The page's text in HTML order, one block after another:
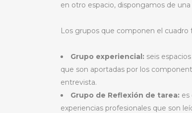
en otro espacio, dispongamos de
Los grupos que componen el
Grupo experiencial: seis
que son aportadas por los
entrevista.
Grupo de Reflexión de tarea: es
experiencias profesionales que son